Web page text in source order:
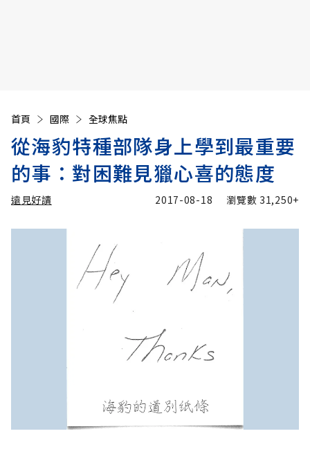
首頁 國際 全球焦點
從海豹特種部隊身上學到最重要
的事：對困難見獵心喜的態度
遠見好讀 2017-08-18 瀏覽數 31,250+